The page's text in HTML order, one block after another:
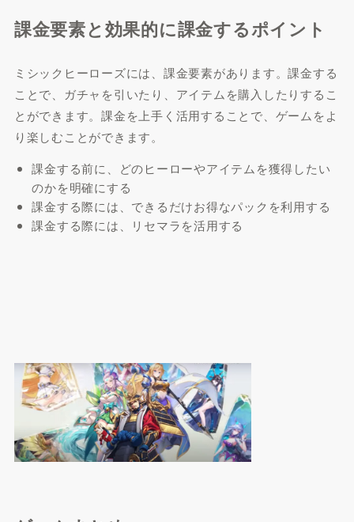
課金要素と効果的に課金するポイント
ミシックヒーローズには、課金要素があります。課金する
ことで、ガチャを引いたり、アイテムを購入したりするこ
とができます。課金を上手く活用することで、ゲームをよ
り楽しむことができます。
課金する前に、どのヒーローやアイテムを獲得したい
のかを明確にする
課金する際には、できるだけお得なパックを利用する
課金する際には、リセマラを活用する